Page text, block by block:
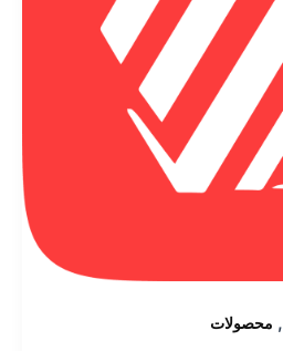
, محصولات